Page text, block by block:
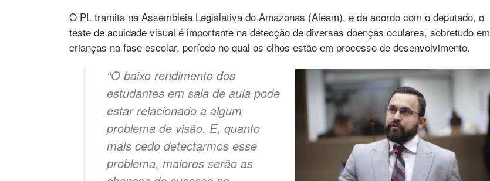
O PL tramita na Assembleia Legislativa do Amazonas (Aleam), e de acordo com o deputado, o
teste de acuidade visual é importante na detecção de diversas doenças oculares, sobretudo em
crianças na fase escolar, período no qual os olhos estão em processo de desenvolvimento.
“O baixo rendimento dos
estudantes em sala de aula pode
estar relacionado a algum
problema de visão. E, quanto
mais cedo detectarmos esse
problema, maiores serão as